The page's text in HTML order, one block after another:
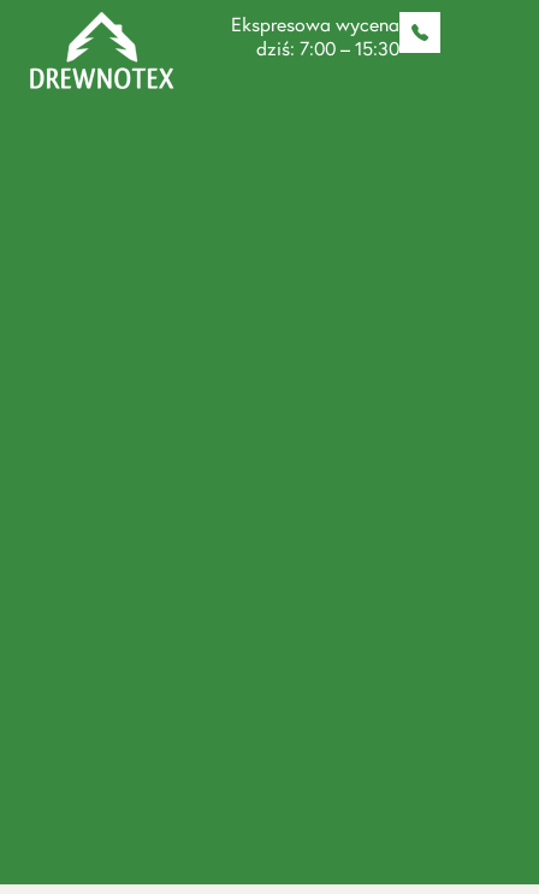
Ekspresowa wycena
dziś: 7:00 – 15:30